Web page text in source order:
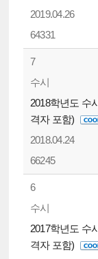
2019.04.26
64331
7
수시
2018학년도 수
격자 포함)
2018.04.24
66245
6
수시
2017학년도 수
격자 포함)